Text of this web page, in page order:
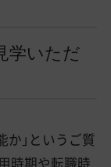
学いただ
か」というご質
時期や転職時